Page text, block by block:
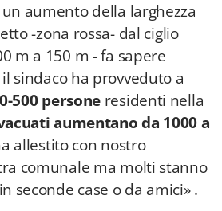
aumento della larghezza
-zona rossa- dal ciglio
m a 150 m - fa sapere
sindaco ha provveduto a
500 persone residenti nella
aumentano da 1000 a
allestito con nostro
comunale ma molti stanno
seconde case o da amici» .